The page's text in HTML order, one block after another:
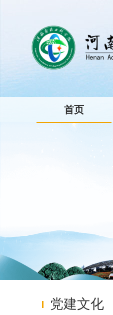
首页
党建文化